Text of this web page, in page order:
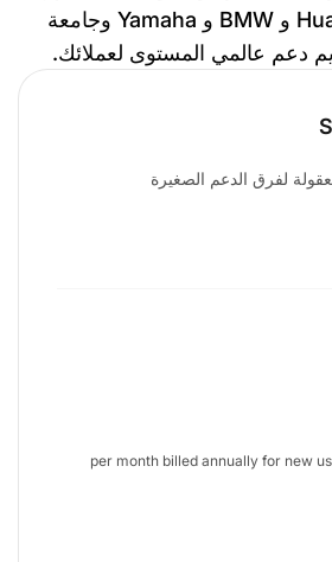
شركات مثل Huawei و BMW و Yamaha وجامعة
دعم عالمي المستوى لعملائك.
لفرق الدعم الصغيرة
per month billed annually for new